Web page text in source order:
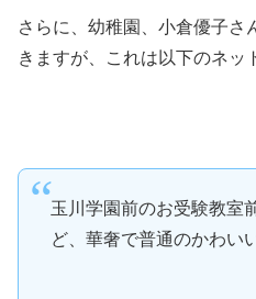
さらに、幼稚園、小倉優子さ
きますが、これは以下のネッ
玉川学園前のお受験教室
ど、華奢で普通のかわい